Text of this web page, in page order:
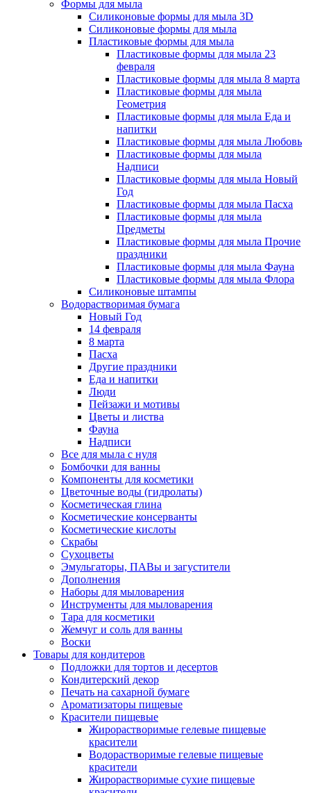
Формы для мыла
Силиконовые формы для мыла 3D
Силиконовые формы для мыла
Пластиковые формы для мыла
Пластиковые формы для мыла 23
февраля
Пластиковые формы для мыла 8 марта
Пластиковые формы для мыла
Геометрия
Пластиковые формы для мыла Еда и
напитки
Пластиковые формы для мыла Любовь
Пластиковые формы для мыла
Надписи
Пластиковые формы для мыла Новый
Год
Пластиковые формы для мыла Пасха
Пластиковые формы для мыла
Предметы
Пластиковые формы для мыла Прочие
праздники
Пластиковые формы для мыла Фауна
Пластиковые формы для мыла Флора
Силиконовые штампы
Водорастворимая бумага
Новый Год
14 февраля
8 марта
Пасха
Другие праздники
Еда и напитки
Люди
Пейзажи и мотивы
Цветы и листва
Фауна
Надписи
Все для мыла с нуля
Бомбочки для ванны
Компоненты для косметики
Цветочные воды (гидролаты)
Косметическая глина
Косметические консерванты
Косметические кислоты
Скрабы
Сухоцветы
Эмульгаторы, ПАВы и загустители
Дополнения
Наборы для мыловарения
Инструменты для мыловарения
Тара для косметики
Жемчуг и соль для ванны
Воски
Товары для кондитеров
Подложки для тортов и десертов
Кондитерский декор
Печать на сахарной бумаге
Ароматизаторы пищевые
Красители пищевые
Жирорастворимые гелевые пищевые
красители
Водорастворимые гелевые пищевые
красители
Жирорастворимые сухие пищевые